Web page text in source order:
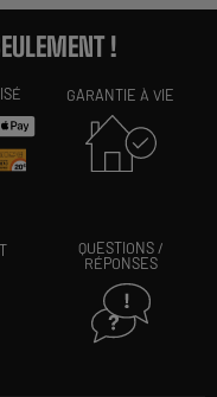
!
GARANTIE À VIE
QUESTIONS /
RÉPONSES